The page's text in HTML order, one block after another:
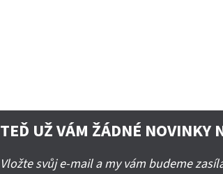
TEĎ UŽ VÁM ŽÁDNÉ NOVINKY
Vložte svůj e-mail a my vám budeme